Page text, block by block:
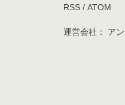
RSS/ ATOM
運営会社： ア